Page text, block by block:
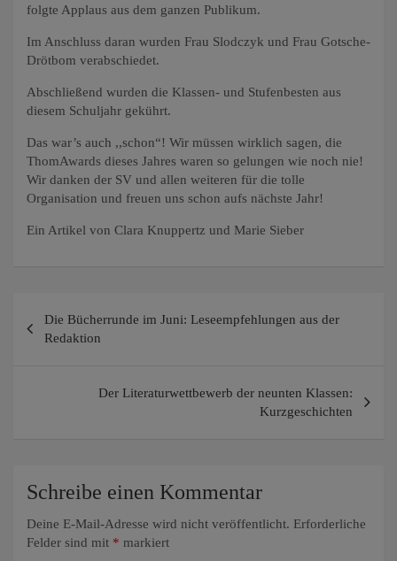
folgte Applaus aus dem ganzen Publikum.
Im Anschluss daran wurden Frau Slodczyk und Frau Gotsche-
Drötbom verabschiedet.
Abschließend wurden die Klassen- und Stufenbesten aus
diesem Schuljahr gekührt.
Das war’s auch ,,schon“! Wir müssen wirklich sagen, die
ThomAwards dieses Jahres waren so gelungen wie noch nie!
Wir danken der SV und allen weiteren für die tolle
Organisation und freuen uns schon aufs nächste Jahr!
Ein Artikel von Clara Knuppertz und Marie Sieber
Die Bücherrunde im Juni: Leseempfehlungen aus der
Redaktion
Der Literaturwettbewerb der neunten Klassen:
Kurzgeschichten
Schreibe einen Kommentar
Deine E-Mail-Adresse wird nicht veröffentlicht. Erforderliche
Felder sind mit * markiert